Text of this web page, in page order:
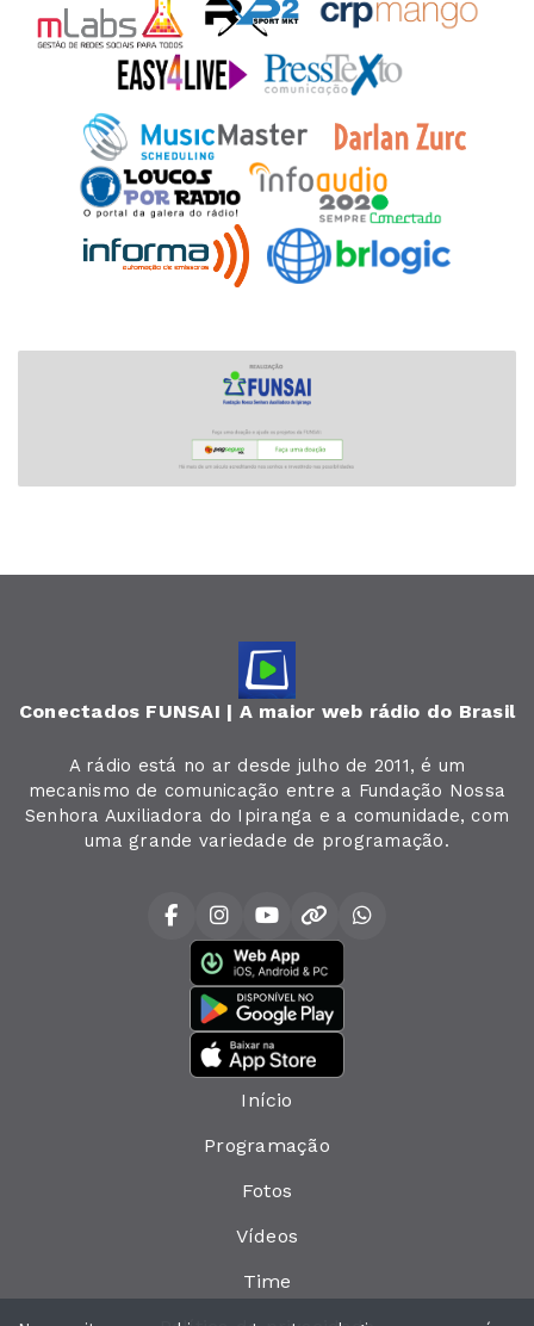
Conectados FUNSAI | A maior web rádio do Brasil
A rádio está no ar desde julho de 2011, é um
mecanismo de comunicação entre a Fundação Nossa
Senhora Auxiliadora do Ipiranga e a comunidade, com
uma grande variedade de programação.
Início
Programação
Fotos
Vídeos
Time